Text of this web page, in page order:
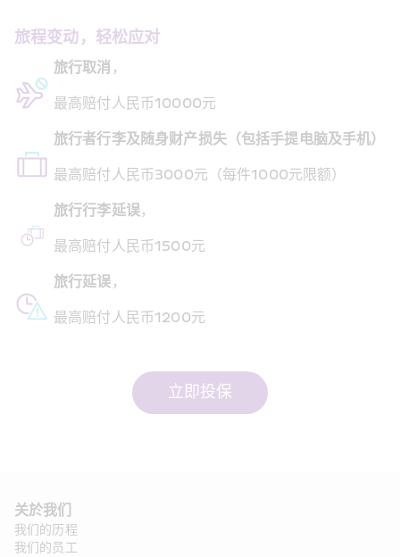
旅程变动，轻松应对
旅行取消 ，
最高赔付人民币10000元
旅行者行李及随身财产损失（包括手提电脑及手机）
最高赔付人民币3000元（每件1000元限额）
旅行行李延误，
最高赔付人民币1500元
旅行延误 ，
最高赔付人民币1200元
立即投保
关於我们
我们的历程
我们的员工